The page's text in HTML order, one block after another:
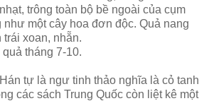
trông toàn bộ bề ngoài của cụm
như một cây hoa đơn độc. Quả nang
xoan, nhẵn.
tháng 7-10.
tự là ngư tinh thảo nghĩa là cỏ tanh
các sách Trung Quốc còn liệt kê một